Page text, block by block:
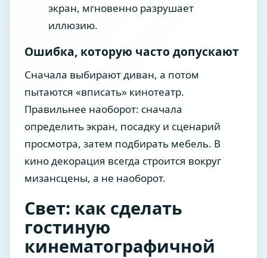
экран, мгновенно разрушает
иллюзию.
Ошибка, которую часто допускают
Сначала выбирают диван, а потом
пытаются «вписать» кинотеатр.
Правильнее наоборот: сначала
определить экран, посадку и сценарий
просмотра, затем подбирать мебель. В
кино декорация всегда строится вокруг
мизансцены, а не наоборот.
Свет: как сделать
гостиную
кинематографичной